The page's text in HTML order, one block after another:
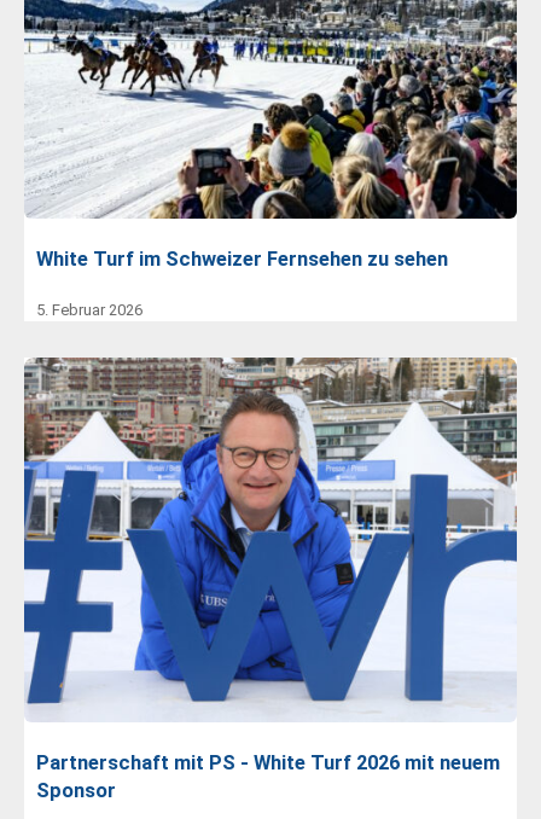
White Turf im Schweizer Fernsehen zu sehen
5. Februar 2026
Partnerschaft mit PS - White Turf 2026 mit neuem
Sponsor